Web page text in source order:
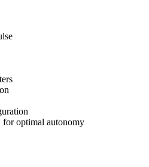
optimal autonomy